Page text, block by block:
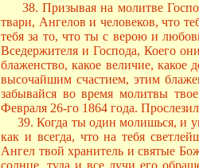
38. Призывая на молитве
твари, Ангелов и человеков, что
тебя за то, что ты с верою и
Вседержителя и Господа, Коего
блаженство, какое величие,
высочайшим счастием, этим
забывайся во время молитвы
Февраля 26-го 1864 года.
39. Когда ты один молишься, и
как и всегда, что на тебя
Ангел твой хранитель и святые
солнце, туда и все лучи его